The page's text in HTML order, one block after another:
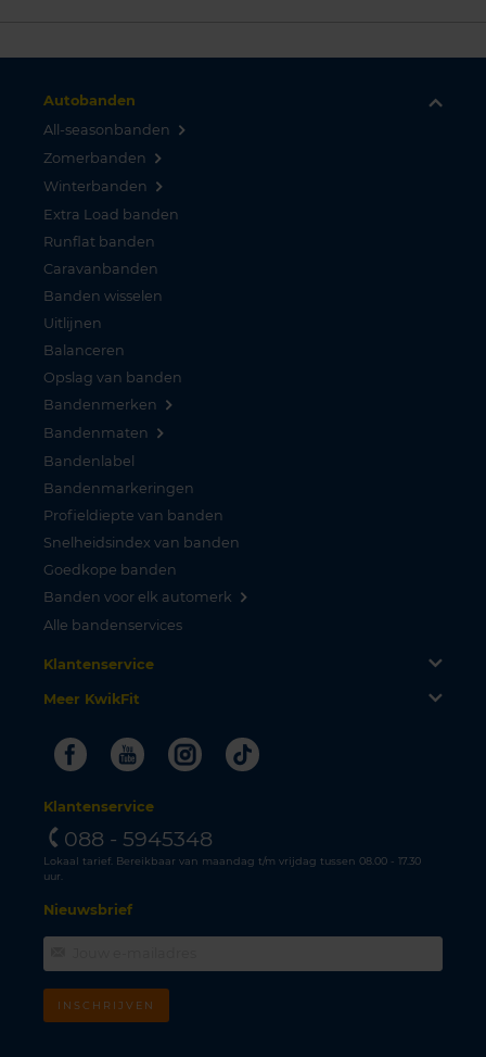
Autobanden
All-seasonbanden
Zomerbanden
Winterbanden
Extra Load banden
Runflat banden
Caravanbanden
Banden wisselen
Uitlijnen
Balanceren
Opslag van banden
Bandenmerken
Bandenmaten
Bandenlabel
Bandenmarkeringen
Profieldiepte van banden
Snelheidsindex van banden
Goedkope banden
Banden voor elk automerk
Alle bandenservices
Klantenservice
Meer KwikFit
FacebookYoutubeInstagram
Tiktok
Klantenservice
088 - 5945348
Lokaal tarief. Bereikbaar van maandag t/m vrijdag tussen 08.00 - 17.30
uur.
Nieuwsbrief
INSCHRIJVEN